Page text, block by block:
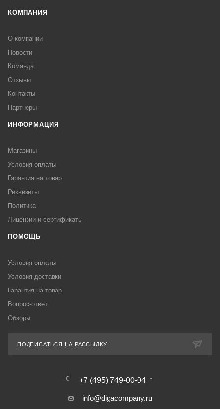
КОМПАНИЯ
О компании
Новости
Команда
Отзывы
Контакты
Партнеры
ИНФОРМАЦИЯ
Магазины
Условия оплаты
Гарантия на товар
Реквизиты
Политика
Лицензии и сертификаты
ПОМОЩЬ
Условия оплаты
Условия доставки
Гарантия на товар
Вопрос-ответ
Обзоры
ПОДПИСАТЬСЯ НА РАССЫЛКУ
+7 (495) 749-00-04
info@digacompany.ru